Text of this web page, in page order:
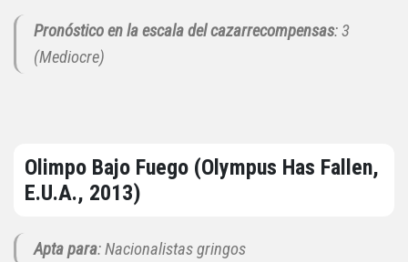
Pronóstico en la escala del cazarrecompensas: 3
(Mediocre)
Olimpo Bajo Fuego (Olympus Has Fallen,
E.U.A., 2013)
Apta para: Nacionalistas gringos